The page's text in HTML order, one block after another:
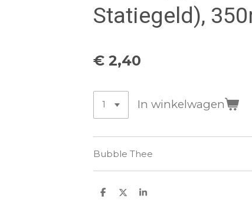
Statiegeld),
€ 2,40
In winkelwagen
Bubble Thee
D
D
S